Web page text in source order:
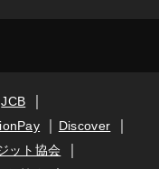
JCB
Discover
ット協会